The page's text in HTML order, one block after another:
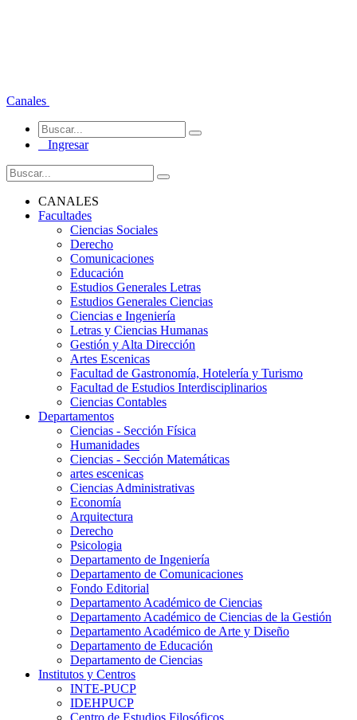
Canales
Ingresar
CANALES
Facultades
Ciencias Sociales
Derecho
Comunicaciones
Educación
Estudios Generales Letras
Estudios Generales Ciencias
Ciencias e Ingeniería
Letras y Ciencias Humanas
Gestión y Alta Dirección
Artes Escenicas
Facultad de Gastronomía, Hotelería y Turismo
Facultad de Estudios Interdisciplinarios
Ciencias Contables
Departamentos
Ciencias - Sección Física
Humanidades
Ciencias - Sección Matemáticas
artes escenicas
Ciencias Administrativas
Economía
Arquitectura
Derecho
Psicologia
Departamento de Ingeniería
Departamento de Comunicaciones
Fondo Editorial
Departamento Académico de Ciencias
Departamento Académico de Ciencias de la Gestión
Departamento Académico de Arte y Diseño
Departamento de Educación
Departamento de Ciencias
Institutos y Centros
INTE-PUCP
IDEHPUCP
Centro de Estudios Filosóficos